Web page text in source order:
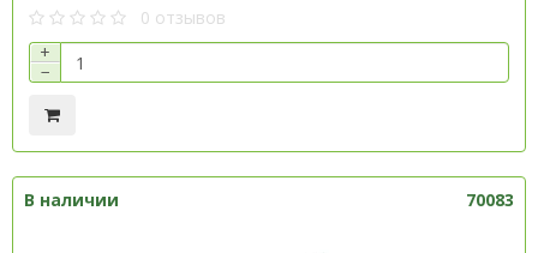
0 отзывов
+
−
В наличии 70083